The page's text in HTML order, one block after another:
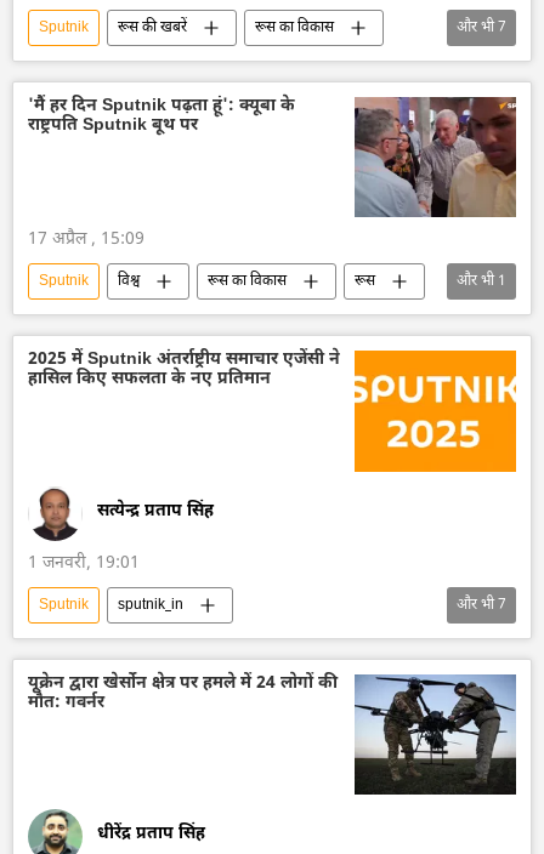
Sputnik रूस की खबरें
रूस का विकास
रूस
मास्को
sputnik_in
सोवियत संघ
सामाजिक मीडिया
व्लादिमीर पुतिन
और भी7
'मैं हर दिन Sputnik पढ़ता हूं': क्यूबा के
राष्ट्रपति Sputnik बूथ पर
17 अप्रैल , 15:09
Sputnik विश्व रूस का विकास
रूस
क्यूबा
और भी1
2025 में Sputnik अंतर्राष्ट्रीय समाचार एजेंसी ने
हासिल किए सफलता के नए प्रतिमान
सत्येन्द्र प्रताप सिंह
1 जनवरी, 19:01
Sputnik
sputnik_in
Sputnik भारत (статика)
रूस
रूस का विकास
रूसी भाषा
ब्राज़ील
सामाजिक मीडिया
और भी7
यूक्रेन द्वारा खेर्सोन क्षेत्र पर हमले में 24 लोगों की
मौत: गवर्नर
धीरेंद्र प्रताप सिंह